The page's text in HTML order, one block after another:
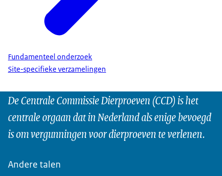
Fundamenteel onderzoek
Site-specifieke verzamelingen
De Centrale Commissie Dierproeven (CCD) is het
centrale orgaan dat in Nederland als enige bevoegd
is om vergunningen voor dierproeven te verlenen.
Andere talen